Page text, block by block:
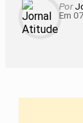
Por
Em